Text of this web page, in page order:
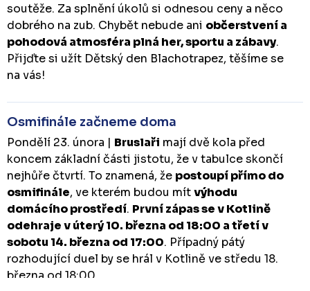
soutěže. Za splnění úkolů si odnesou ceny a něco
dobrého na zub. Chybět nebude ani občerstvení a
pohodová atmosféra plná her, sportu a zábavy.
Přijďte si užít Dětský den Blachotrapez, těšíme se
na vás!
Osmifinále začneme doma
Pondělí 23. února | Bruslaři mají dvě kola před
koncem základní části jistotu, že v tabulce skončí
nejhůře čtvrtí. To znamená, že postoupí přímo do
osmifinále, ve kterém budou mítvýhodu
domácího prostředí. První zápas se v Kotlině
odehraje v úterý 10. března od 18:00 a třetí v
sobotu 14. března od 17:00. Případný pátý
rozhodující duel by se hrál v Kotlině ve středu 18.
března od 18:00.